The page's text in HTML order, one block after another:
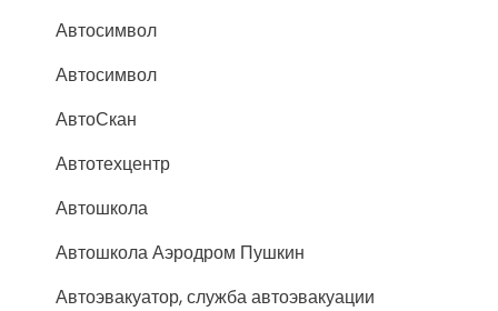
Автосимвол
Автосимвол
АвтоСкан
Автотехцентр
Автошкола
Автошкола Аэродром Пушкин
Автоэвакуатор, служба автоэвакуации